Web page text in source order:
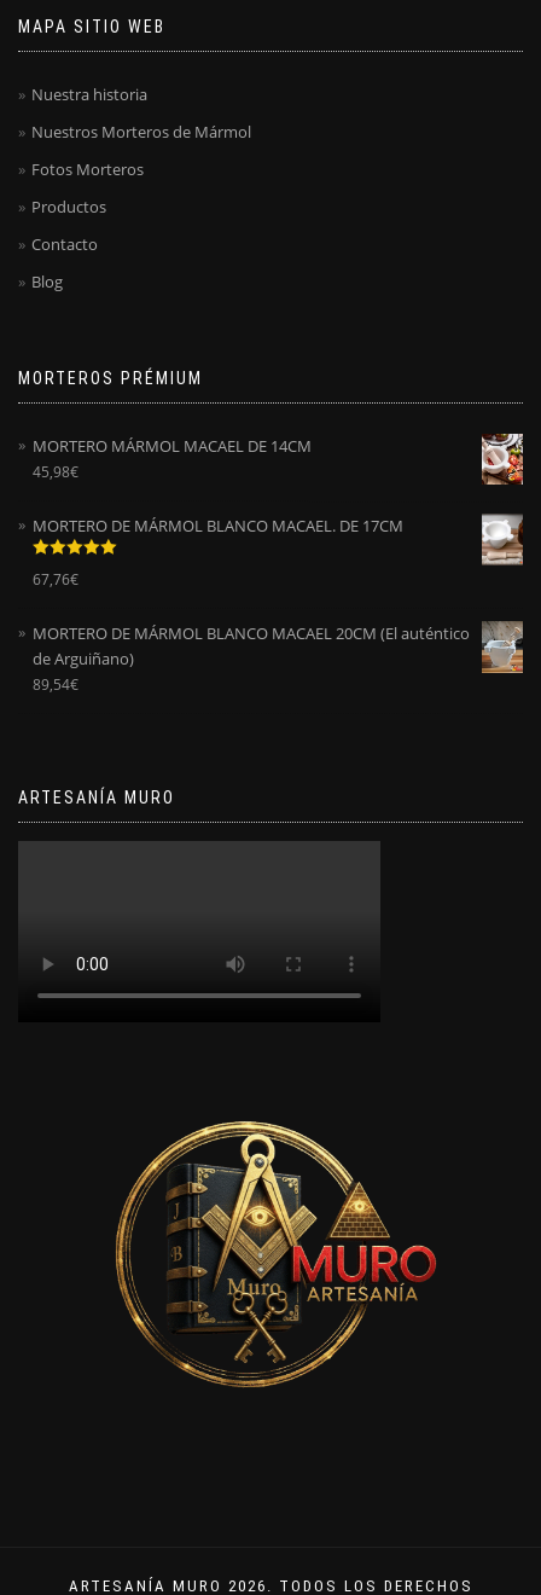
MAPA SITIO WEB
Nuestra historia
Nuestros Morteros de Mármol
Fotos Morteros
Productos
Contacto
Blog
MORTEROS PRÉMIUM
MORTERO MÁRMOL MACAEL DE 14CM
45,98€
MORTERO DE MÁRMOL BLANCO MACAEL. DE 17CM
Valorado
con5.00
67,76€
MORTERO DE MÁRMOL BLANCO MACAEL 20CM (El auténtico
de Arguiñano)
89,54€
ARTESANÍA MURO
ARTESANÍA MURO 2026. TODOS LOS DERECHOS